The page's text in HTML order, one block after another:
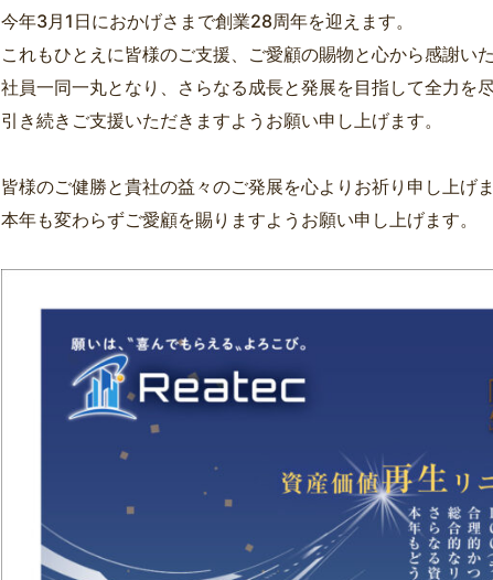
今年3月1日におかげさまで創業28周年を迎えます。
これもひとえに皆様のご支援、ご愛顧の賜物と心から感謝い
社員一同一丸となり、さらなる成長と発展を目指して全力を尽
引き続きご支援いただきますようお願い申し上げます。
皆様のご健勝と貴社の益々のご発展を心よりお祈り申し上げま
本年も変わらずご愛顧を賜りますようお願い申し上げます。